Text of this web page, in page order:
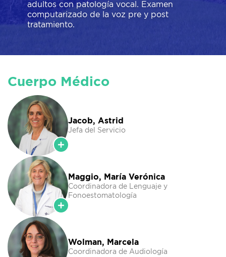
adultos con patología vocal. Examen
computarizado de la voz pre y post
tratamiento.
Cuerpo Médico
Jacob, Astrid
Jefa del Servicio
Maggio, María Verónica
Coordinadora de Lenguaje y
Fonoestomatología
Wolman, Marcela
Coordinadora de Audiología